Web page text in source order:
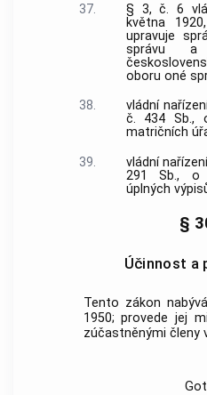
37.
§ 3, č. 6
května
upravuje
správu a
oboru oné
38.
vládní
č. 434 Sb.,
matričních
39.
vládní
291 Sb., o
úplných
§
Účinnost a
Tento zákon
1950; provede jej
zúčastněnými členy